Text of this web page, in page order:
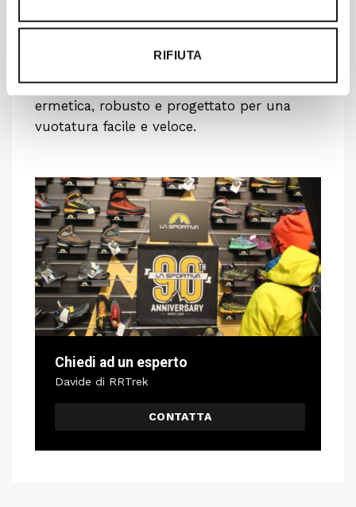
RIFIUTA
Chiedi ad un esperto
Davide di RRTrek
CONTATTA
fissarla facilmente all’imbarcazione, al
SISTEMA DI SCARICO VORTEX™ a tenuta
ermetica, robusto e progettato per una
vuotatura facile e veloce.